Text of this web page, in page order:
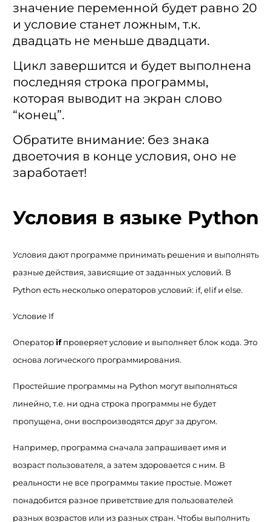
значение переменной будет равно 20
и условие станет ложным, т.к.
двадцать не меньше двадцати.
Цикл завершится и будет выполнена
последняя строка программы,
которая выводит на экран слово
“конец”.
Обратите внимание: без знака
двоеточия в конце условия, оно не
заработает!
Условия в языке Python
Условия дают программе принимать решения и выполнять
разные действия, зависящие от заданных условий. В
Python есть несколько операторов условий: if, elif и else.
Условие If
Операторifпроверяет условие и выполняет блок кода. Это
основа логического программирования.
Простейшие программы на Python могут выполняться
линейно, т.е. ни одна строка программы не будет
пропущена, они воспроизводятся друг за другом.
Например, программа сначала запрашивает имя и
возраст пользователя, а затем здоровается с ним. В
реальности не все программы такие простые. Может
понадобится разное приветствие для пользователей
разных возрастов или из разных стран. Чтобы выполнить